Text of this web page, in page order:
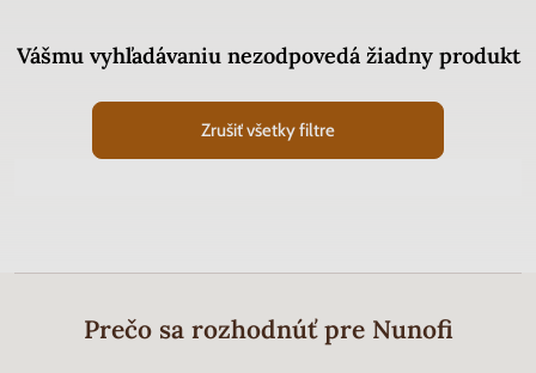
Vášmu vyhľadávaniu nezodpovedá žiadny produkt
Zrušiť všetky filtre
Prečo sa rozhodnúť pre Nunofi